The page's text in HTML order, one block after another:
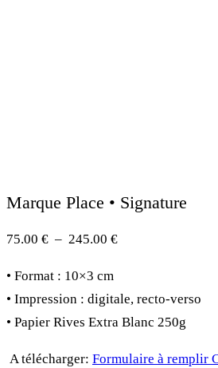
Marque Place • Signature
75.00 € – 245.00 €Plage
75.00 €
à
245.00 €
• Format : 10×3 cm
• Impression : digitale, recto-verso
• Papier Rives Extra Blanc 250g
A télécharger: Formulaire à remplir